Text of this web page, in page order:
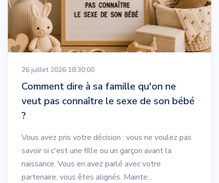
26 juillet 2026 18:30:00
Comment dire à sa famille qu'on ne
veut pas connaître le sexe de son bébé
?
Vous avez pris votre décision : vous ne voulez pas
savoir si c'est une fille ou un garçon avant la
naissance. Vous en avez parlé avec votre
partenaire, vous êtes alignés. Mainte...